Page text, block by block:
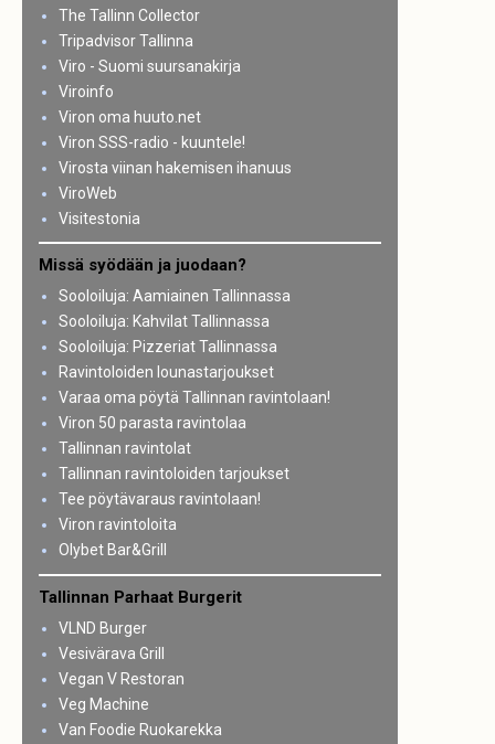
The Tallinn Collector
Tripadvisor Tallinna
Viro - Suomi suursanakirja
Viroinfo
Viron oma huuto.net
Viron SSS-radio - kuuntele!
Virosta viinan hakemisen ihanuus
ViroWeb
Visitestonia
Missä syödään ja juodaan?
Sooloiluja: Aamiainen Tallinnassa
Sooloiluja: Kahvilat Tallinnassa
Sooloiluja: Pizzeriat Tallinnassa
Ravintoloiden lounastarjoukset
Varaa oma pöytä Tallinnan ravintolaan!
Viron 50 parasta ravintolaa
Tallinnan ravintolat
Tallinnan ravintoloiden tarjoukset
Tee pöytävaraus ravintolaan!
Viron ravintoloita
Olybet Bar&Grill
Tallinnan Parhaat Burgerit
VLND Burger
Vesivärava Grill
Vegan V Restoran
Veg Machine
Van Foodie Ruokarekka